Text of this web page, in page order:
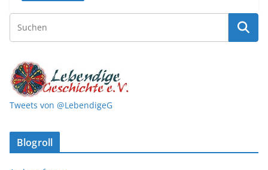
Tweets von @LebendigeG
Blogroll